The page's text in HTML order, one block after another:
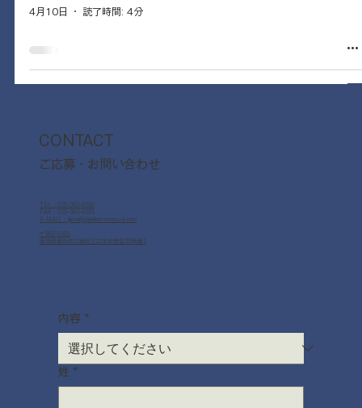
4月10日
読了時間: 4分
CONTACT
ご応募・お問い合わせ
TEL：025-383-8190
FAX：025-383-8191
E-MAIL：iijima@daieikensetsu-k.com
〒950-0101
新潟県新潟市江南区江口字伊勢堂2096番1
内容 *
姓 *